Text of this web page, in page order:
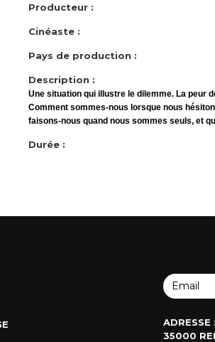
Producteur :
Cinéaste :
Pays de production :
Description :
Une situation qui illustre le dilemme. La peur
Comment sommes-nous lorsque nous
faisons-nous quand nous sommes seuls, et
Durée :
ADRESSE
35000